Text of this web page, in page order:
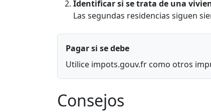
Identificar si se trata de una
Las segundas residencias siguen
Pagar si se debe
Utilice impots.gouv.fr como otros
Consejos